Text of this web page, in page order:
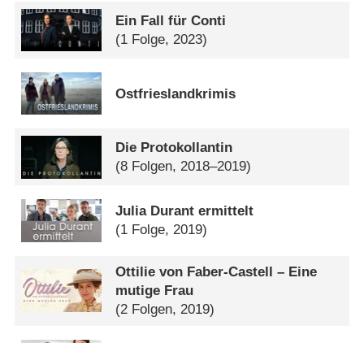
Ein Fall für Conti
(1 Folge, 2023)
Ostfrieslandkrimis
Die Protokollantin
(8 Folgen, 2018–2019)
Julia Durant ermittelt
(1 Folge, 2019)
Ottilie von Faber-Castell – Eine
mutige Frau
(2 Folgen, 2019)